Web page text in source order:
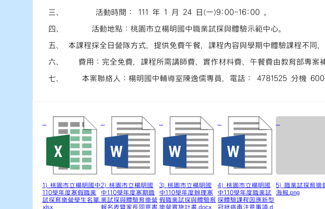
三、 活動時間： 111 年 1 月 24 日(一)9:00-16:00 。
四、 活動地點：桃園市立楊明國中職業試探與體驗示範中心。
五、 本課程採全日營隊方式，提供免費午餐，課程內容與學期中體驗課程不同
六、 費用：完全免費，課程所需講師費、實作材料費、午餐費由教育部專案
七、 本案聯絡人：楊明國中輔導室陳逸儒專員，電話： 4781525 分機 600
1) 桃園市立楊明國中
110學年度寒假職業
試探育樂營學生名單.
xlsx
2) 桃園市立楊明國
中110學年度寒期職
業試探與體驗育樂營
報名表暨家長同意書.
3) 桃園市立楊明國
中110學年度辦理寒
假職業試探與體驗育
樂營實施計畫.docx
4) 桃園市立楊明國
中110學年度職業試
探體驗課程因應新型
冠狀病毒注意事項.d
5) 職業試探育樂
海報.png